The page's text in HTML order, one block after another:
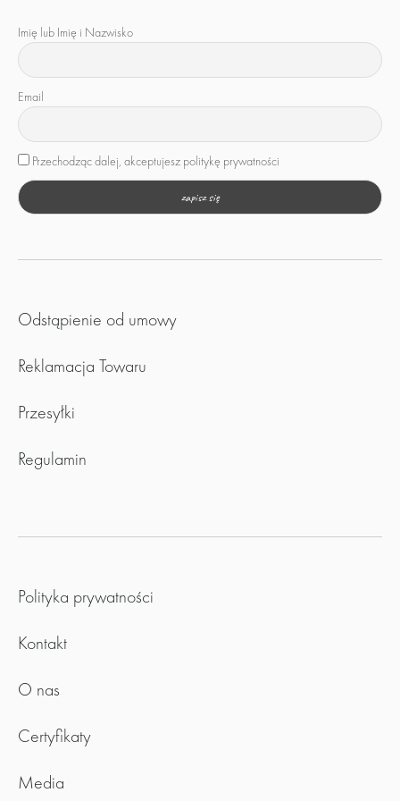
Imię lub Imię i Nazwisko
Email
Przechodząc dalej, akceptujesz politykę prywatności
Odstąpienie od umowy
Reklamacja Towaru
Przesyłki
Regulamin
Polityka prywatności
Kontakt
O nas
Certyfikaty
Media